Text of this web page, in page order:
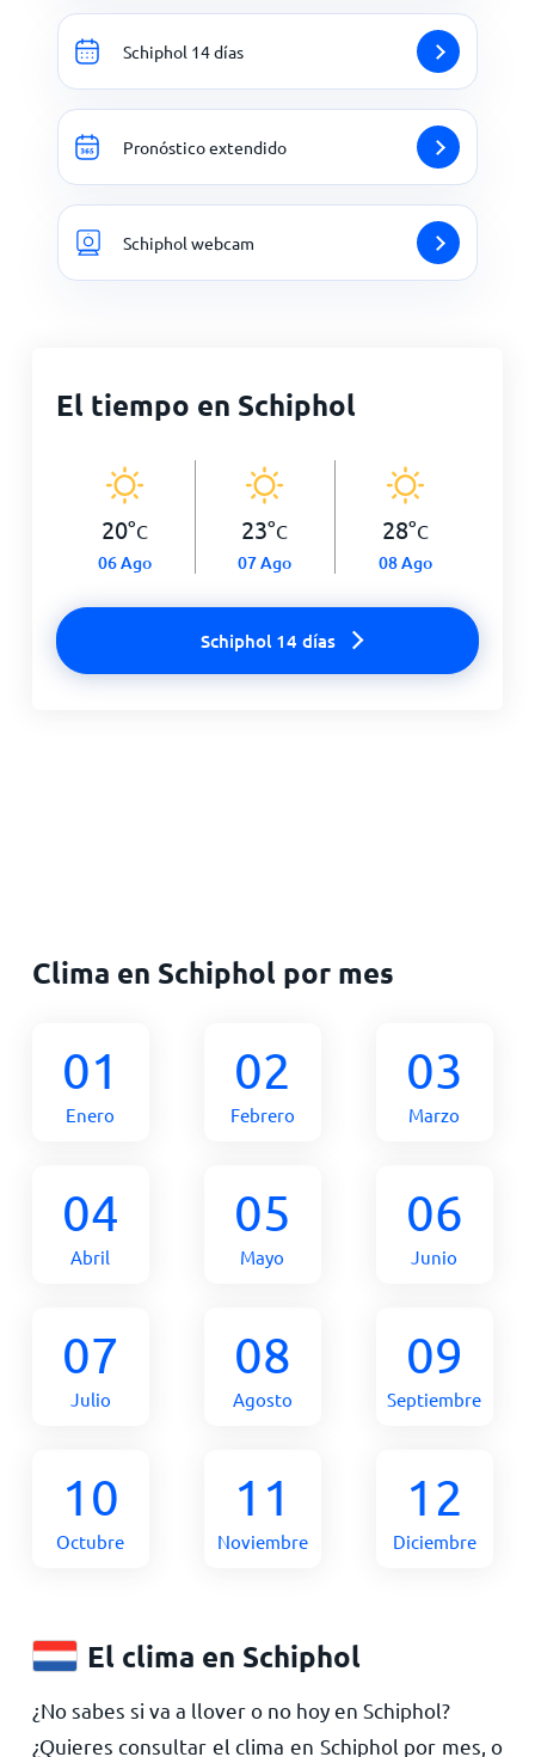
Schiphol 14 días
Pronóstico extendido
Schiphol webcam
El tiempo en Schiphol
20°C
06 Ago
23°C
07 Ago
28°C
08 Ago
Schiphol 14 días
Clima en Schiphol por mes
01
Enero
02
Febrero
03
Marzo
04
Abril
05
Mayo
06
Junio
07
Julio
08
Agosto
09
Septiembre
10
Octubre
11
Noviembre
12
Diciembre
El clima en Schiphol
¿No sabes si va a llover o no hoy en Schiphol?
¿Quieres consultar el clima en Schiphol por mes, o